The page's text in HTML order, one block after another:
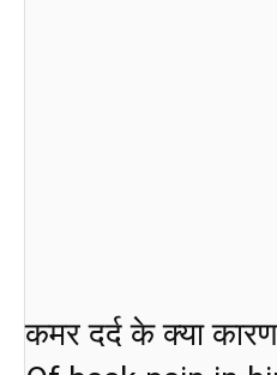
कमर दर्द के क्या